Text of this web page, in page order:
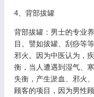
4、背部拔罐
背部拔罐：男士的专业
目。譬如拔罐、刮痧等
邪火。因为中医认为，
衡，当人遭遇到湿气、
失衡，产生淤血、邪火
顾客的项目，因为男性